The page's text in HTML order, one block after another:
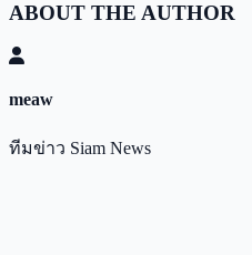
ABOUT THE AUTHOR
meaw
ทีมข่าว Siam News